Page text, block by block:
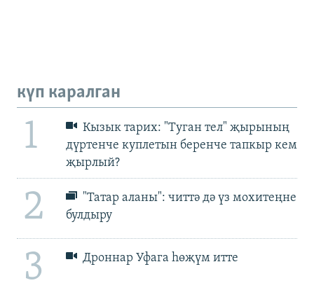
күп каралган
1
Кызык тарих: "Туган тел" җырының
дүртенче куплетын беренче тапкыр кем
җырлый?
2
"Татар аланы": читтә дә үз мохитеңне
булдыру
3 Дроннар Уфага һөҗүм итте